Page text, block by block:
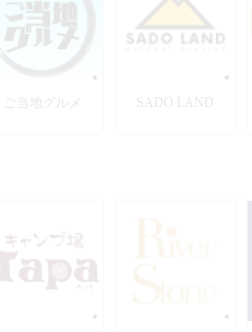
ご当地グルメ SADO LAND